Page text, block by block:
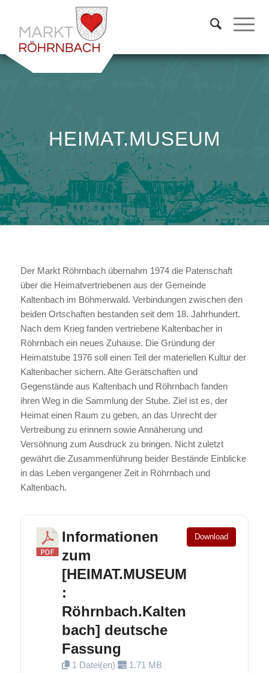
HEIMAT.MUSEUM
Der Markt Röhrnbach übernahm 1974 die Patenschaft
über die Heimatvertriebenen aus der Gemeinde
Kaltenbach im Böhmerwald. Verbindungen zwischen den
beiden Ortschaften bestanden seit dem 18. Jahrhundert.
Nach dem Krieg fanden vertriebene Kaltenbacher in
Röhrnbach ein neues Zuhause. Die Gründung der
Heimatstube 1976 soll einen Teil der materiellen Kultur der
Kaltenbacher sichern. Alte Gerätschaften und
Gegenstände aus Kaltenbach und Röhrnbach fanden
ihren Weg in die Sammlung der Stube. Ziel ist es, der
Heimat einen Raum zu geben, an das Unrecht der
Vertreibung zu erinnern sowie Annäherung und
Versöhnung zum Ausdruck zu bringen. Nicht zuletzt
gewährt die Zusammenführung beider Bestände Einblicke
in das Leben vergangener Zeit in Röhrnbach und
Kaltenbach.
Informationen
zum
[HEIMAT.MUSEUM
:
Röhrnbach.Kalten
bach] deutsche
Fassung
1 Datei(en) 1.71 MB
Download